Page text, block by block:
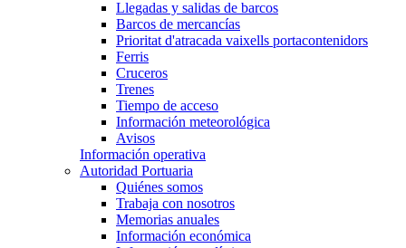
Llegadas y salidas de barcos
Barcos de mercancías
Prioritat d'atracada vaixells portacontenidors
Ferris
Cruceros
Trenes
Tiempo de acceso
Información meteorológica
Avisos
Información operativa
Autoridad Portuaria
Quiénes somos
Trabaja con nosotros
Memorias anuales
Información económica